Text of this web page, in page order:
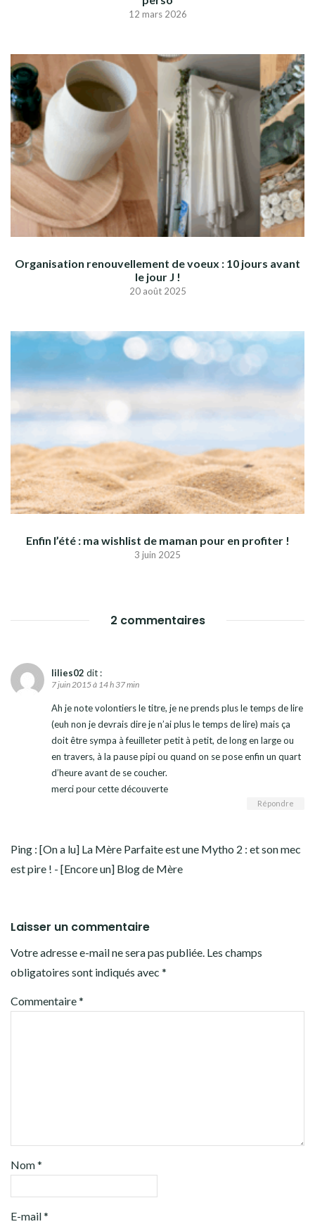
12 mars 2026
Organisation renouvellement de voeux : 10 jours avant
le jour J !
20 août 2025
Enfin l’été : ma wishlist de maman pour en profiter !
3 juin 2025
2 commentaires
lilies02 dit :
7 juin 2015 à 14 h 37 min
Ah je note volontiers le titre, je ne prends plus le temps de lire
(euh non je devrais dire je n’ai plus le temps de lire) mais ça
doit être sympa à feuilleter petit à petit, de long en large ou
en travers, à la pause pipi ou quand on se pose enfin un quart
d’heure avant de se coucher.
merci pour cette découverte
Répondre
Ping : [On a lu] La Mère Parfaite est une Mytho 2 : et son mec
est pire ! - [Encore un] Blog de Mère
Laisser un commentaire
Votre adresse e-mail ne sera pas publiée. Les champs
obligatoires sont indiqués avec *
Commentaire*
Nom*
E-mail*